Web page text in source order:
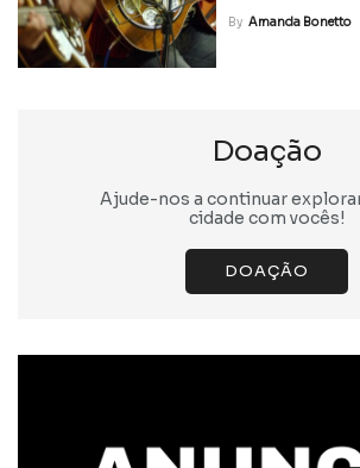
By Amanda Bonetto
Doação
Ajude-nos a continuar
cidade com vocês!
DOAÇÃO